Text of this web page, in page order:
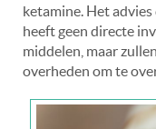
ketamine. Het
heeft geen directe
middelen, maar
overheden om te